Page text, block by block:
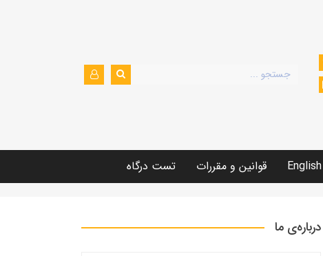
English قوانین و مقررات تست درگاه
درباره‌ی ما